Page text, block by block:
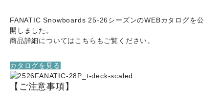
FANATIC Snowboards 25-26シーズンのWEBカタログを公
開しました。
商品詳細についてはこちらもご覧ください。
カタログを見る
【ご注意事項】